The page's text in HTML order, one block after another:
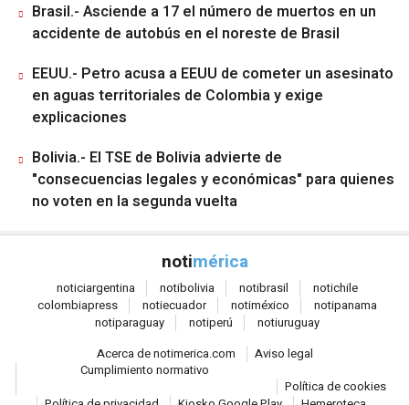
Brasil.- Asciende a 17 el número de muertos en un
accidente de autobús en el noreste de Brasil
EEUU.- Petro acusa a EEUU de cometer un asesinato
en aguas territoriales de Colombia y exige
explicaciones
Bolivia.- El TSE de Bolivia advierte de
"consecuencias legales y económicas" para quienes
no voten en la segunda vuelta
notimérica
noticiargentina notibolivia notibrasil notichile
colombiapress notiecuador notiméxico notipanama
notiparaguay notiperú notiuruguay
Acerca de notimerica.com
Aviso legal
Cumplimiento normativo
Política de cookies